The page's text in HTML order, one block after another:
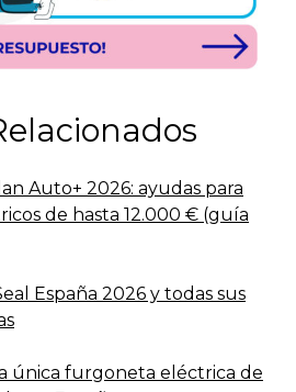
Auto+ 2026: ayudas para
de hasta 12.000 € (guía
España 2026 y todas sus
única furgoneta eléctrica de